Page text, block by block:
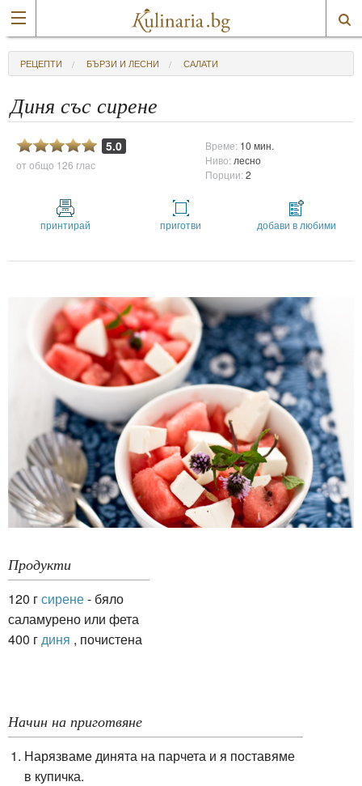
РЕЦЕПТИ БЪРЗИ И ЛЕСНИ САЛАТИ
Диня със сирене
5.0
от общо 126 глас
Време: 10 мин.
Ниво: лесно
Порции:2
принтирай приготви добави в любими
Продукти
120 гсирене- бяло
саламурено или фета
400 г диня , почистена
Начин на приготвяне
Нарязваме динята на парчета и я поставяме
в купичка.